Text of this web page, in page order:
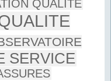
QUALITE
SERVICE